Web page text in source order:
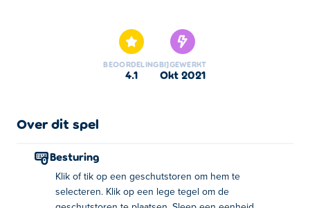
vijandelijke eenheden door offensieve torentjes te
plaatsen en ze te verbeteren. Je kunt twee dezelfde
eenheden samenvoegen om een krachtigere eenheid te
waar alle vijanden dezelfde route volgen. Maar naarmate
vindingrijk zijn om te overleven. Ga je gang en fuseer
BEOORDELING
4.1
BIJGEWERKT
okt 2021
Over dit spel
Besturing
Klik of tik op een geschutstoren om hem te
selecteren. Klik op een lege tegel om de